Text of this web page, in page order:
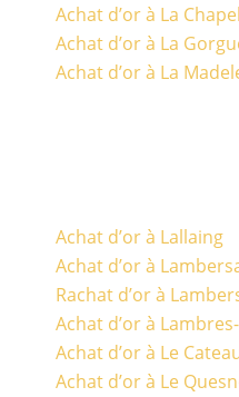
Achat d’or à La
Achat d’or à La
Achat d’or à La
Achat d’or à Lallaing
Achat d’or à
Rachat d’or à
Achat d’or à
Achat d’or à Le
Achat d’or à Le